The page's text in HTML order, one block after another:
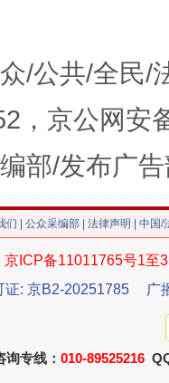
今
/公共/全民/
，京公网安
部/发布广
们 公众采编部 法律声明 | 中国
京ICP备11011765号1至
证: 京B2-20251785
广
专线： 010-89525216